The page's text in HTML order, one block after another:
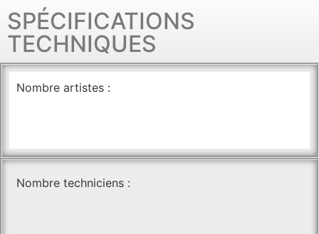
SPÉCIFICATIONS
TECHNIQUES
Nombre artistes :
Nombre techniciens :